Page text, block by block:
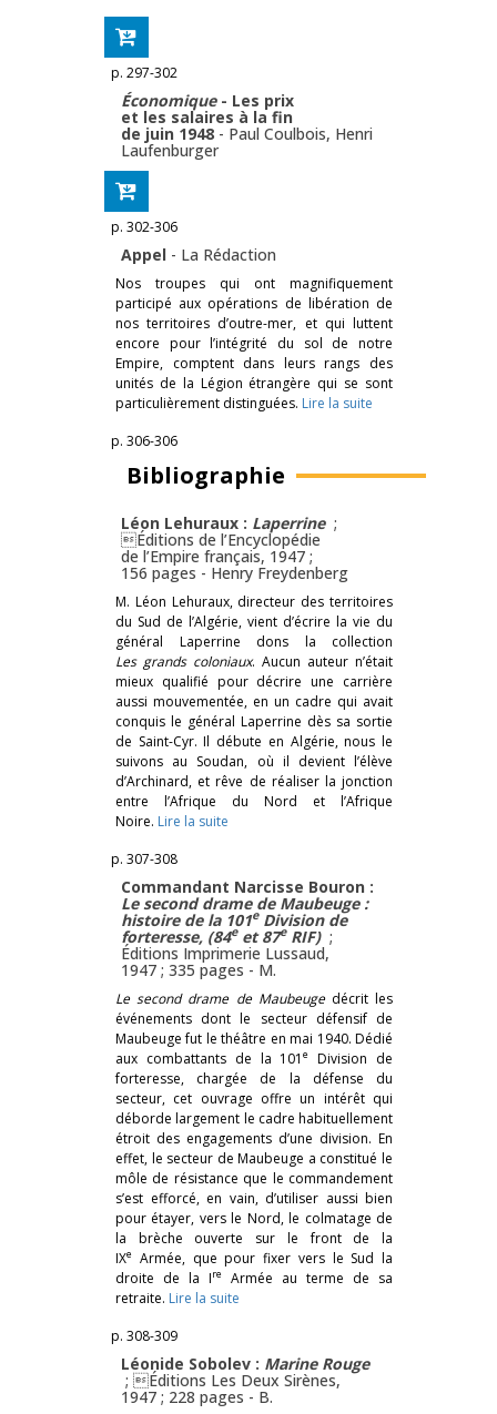
p. 297-302
Économique - Les prix
et les salaires à la fin
de juin 1948 - Paul Coulbois, Henri
Laufenburger
p. 302-306
Appel - La Rédaction
Nos troupes qui ont magnifiquement
participé aux opérations de libération de
nos territoires d’outre-mer, et qui luttent
encore pour l’intégrité du sol de notre
Empire, comptent dans leurs rangs des
unités de la Légion étrangère qui se sont
particulièrement distinguées. Lire la suite
p. 306-306
Bibliographie
Léon Lehuraux : Laperrine ;
Éditions de l’Encyclopédie
de l’Empire français, 1947 ;
156 pages - Henry Freydenberg
M. Léon Lehuraux, directeur des territoires
du Sud de l’Algérie, vient d’écrire la vie du
général Laperrine dons la collection
Les grands coloniaux. Aucun auteur n’était
mieux qualifié pour décrire une carrière
aussi mouvementée, en un cadre qui avait
conquis le général Laperrine dès sa sortie
de Saint-Cyr. Il débute en Algérie, nous le
suivons au Soudan, où il devient l’élève
d’Archinard, et rêve de réaliser la jonction
entre l’Afrique du Nord et l’Afrique
Noire. Lire la suite
p. 307-308
Commandant Narcisse Bouron :
Le second drame de Maubeuge :
histoire de la 101eDivision de
forteresse, (84eet 87eRIF) ;
Éditions Imprimerie Lussaud,
1947 ; 335 pages - M.
Le second drame de Maubeugedécrit les
événements dont le secteur défensif de
Maubeuge fut le théâtre en mai 1940. Dédié
aux combattants de la 101e
Division de
forteresse, chargée de la défense du
secteur, cet ouvrage offre un intérêt qui
déborde largement le cadre habituellement
étroit des engagements d’une division. En
effet, le secteur de Maubeuge a constitué le
môle de résistance que le commandement
s’est efforcé, en vain, d’utiliser aussi bien
pour étayer, vers le Nord, le colmatage de
la brèche ouverte sur le front de la
IXe Armée, que pour fixer vers le Sud la
droite de la Ire
Armée au terme de sa
retraite. Lire la suite
p. 308-309
Léonide Sobolev : Marine Rouge
; Éditions Les Deux Sirènes,
1947 ; 228 pages - B.